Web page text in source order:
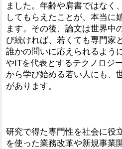
ました。年齢や肩書ではなく
してもらえたことが、本当に
ます。その後、論文は世界中
び続ければ、若くても専門家
誰かの問いに応えられるよう
やITを代表とするテクノロジ
から学び始める若い人にも、
があります。
研究で得た専門性を社会に役
を使った業務改革や新規事業